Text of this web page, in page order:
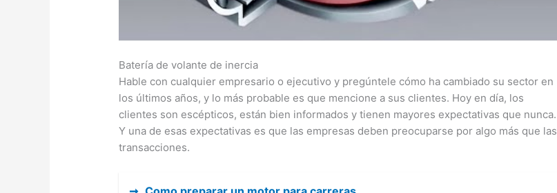
Batería de volante de inercia
Hable con cualquier empresario o ejecutivo y pregúntele cómo ha cambiado su sector en
los últimos años, y lo más probable es que mencione a sus clientes. Hoy en día, los
clientes son escépticos, están bien informados y tienen mayores expectativas que nunca.
Y una de esas expectativas es que las empresas deben preocuparse por algo más que las
transacciones.